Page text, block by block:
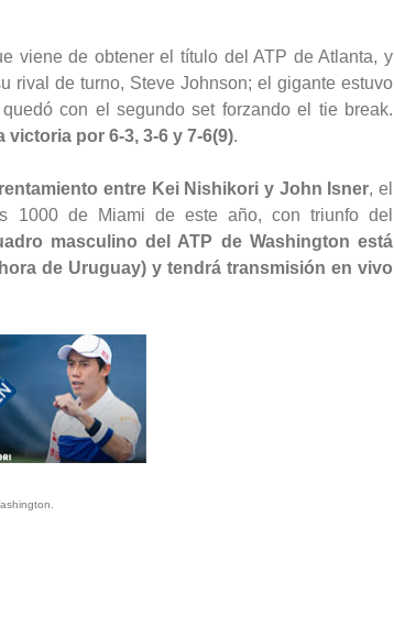
viene de obtener el título del ATP de Atlanta, y
rival de turno, Steve Johnson; el gigante estuvo
con el segundo set forzando el tie break.
por 6-3, 3-6 y 7-6(9).
entre Kei Nishikori y John Isner, el
1000 de Miami de este año, con triunfo del
masculino del ATP de Washington está
de Uruguay) y tendrá transmisión en vivo